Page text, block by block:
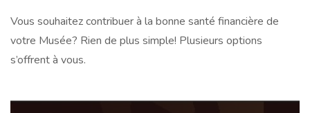
Vous souhaitez contribuer à la bonne santé financière de
votre Musée? Rien de plus simple! Plusieurs options
s’offrent à vous.